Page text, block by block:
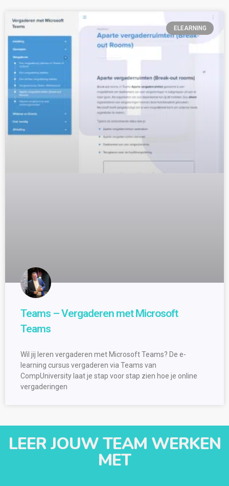
ELEARNING
Teams – Vergaderen met Microsoft
Teams
Wil jij leren vergaderen met Microsoft Teams? De e-
learning cursus vergaderen via Teams van
CompUniversity laat je stap voor stap zien hoe je online
vergaderingen
LEER JOUW TEAM WERKEN
MET